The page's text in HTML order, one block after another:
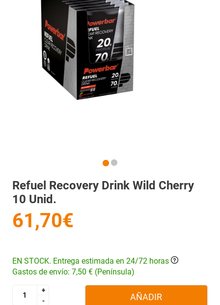
Refuel Recovery Drink Wild Cherry
10 Unid.
61,70€
EN STOCK. Entrega estimada en 24/72 horas
Gastos de envío: 7,50 € (Península)
+
-
+
-
AÑADIR